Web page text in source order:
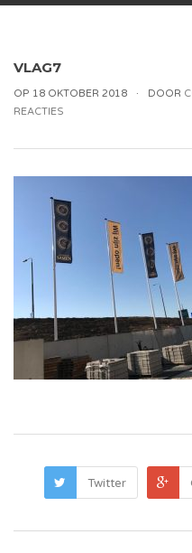
VLAG7
OP 18 OKTOBER 2018 DOOR
REACTIES
Twitter